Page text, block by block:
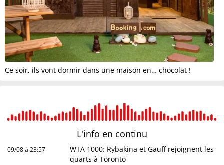
Ce soir, ils vont dormir dans une maison en… chocolat !
L'info en continu
09/08 à 23:57
WTA 1000: Rybakina et Gauff rejoignent les
quarts à Toronto